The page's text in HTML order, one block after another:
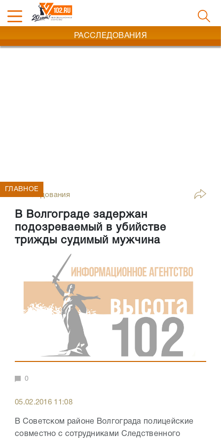
РАССЛЕДОВАНИЯ
Расследования
В Волгограде задержан
подозреваемый в убийстве
трижды судимый мужчина
ГЛАВНОЕ
0
05.02.2016 11:08
В Советском районе Волгограда полицейские
совместно с сотрудниками Следственного